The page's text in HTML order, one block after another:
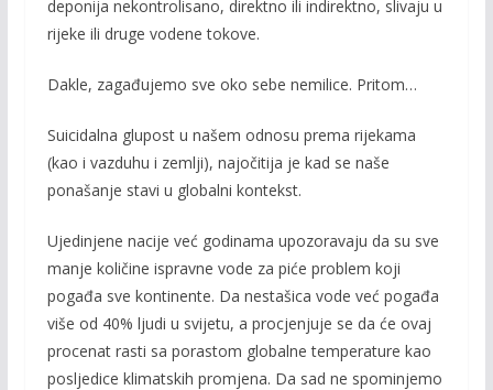
deponija nekontrolisano, direktno ili indirektno, slivaju u
rijeke ili druge vodene tokove.
Dakle, zagađujemo sve oko sebe nemilice. Pritom…
Suicidalna glupost u našem odnosu prema rijekama
(kao i vazduhu i zemlji), najočitija je kad se naše
ponašanje stavi u globalni kontekst.
Ujedinjene nacije već godinama upozoravaju da su sve
manje količine ispravne vode za piće problem koji
pogađa sve kontinente. Da nestašica vode već pogađa
više od 40% ljudi u svijetu, a procjenjuje se da će ovaj
procenat rasti sa porastom globalne temperature kao
posljedice klimatskih promjena. Da sad ne spominjemo